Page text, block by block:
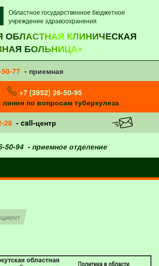
Областное государственное бюджетное
учреждение здравоохранения
ОБЛАСТНАЯ КЛИНИЧЕСКАЯ
БОЛЬНИЦА»
77 - приемная
+7 (3952) 26-50-95
линия по вопросам туберкулеза
28 - call-центр
50-94- приемное отделение